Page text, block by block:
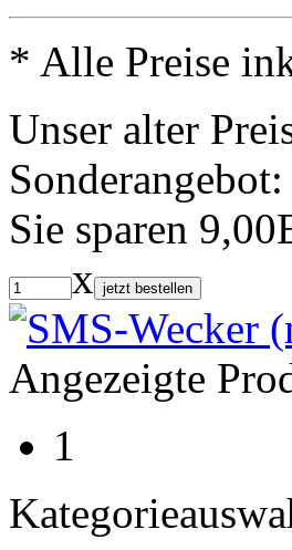
* Alle Preise
Unser alter
Sonderangebot:
Sie sparen
x jetzt bestellen
Angezeigte
1